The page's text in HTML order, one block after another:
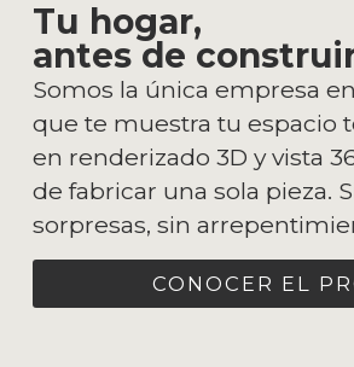
Tu hogar,
antes de
Somos la única empresa
que te muestra tu espacio
en renderizado 3D y vista
de fabricar una sola pieza.
sorpresas, sin
CONOCER EL